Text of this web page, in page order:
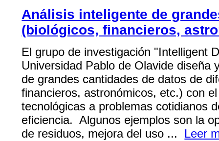
Análisis inteligente de
(biológicos, financieros,
El grupo de investigación "Intelligent
Universidad Pablo de Olavide diseña
de grandes cantidades de datos de
financieros, astronómicos, etc.) con
tecnológicas a problemas cotidianos
eficiencia. Algunos ejemplos son la
de residuos, mejora del uso ... Leer